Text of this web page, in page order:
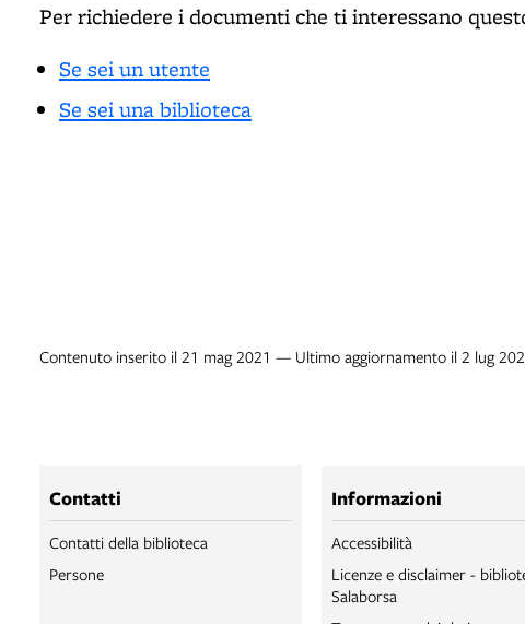
Per richiedere i documenti che ti interessano
Se sei un utente
Se sei una biblioteca
Contenuto inserito il 21 mag 2021 — Ultimo aggiornamento il 2 lug
Contatti
Contatti della biblioteca
Persone
Informazioni
Accessibilità
Licenze e disclaimer -
Salaborsa